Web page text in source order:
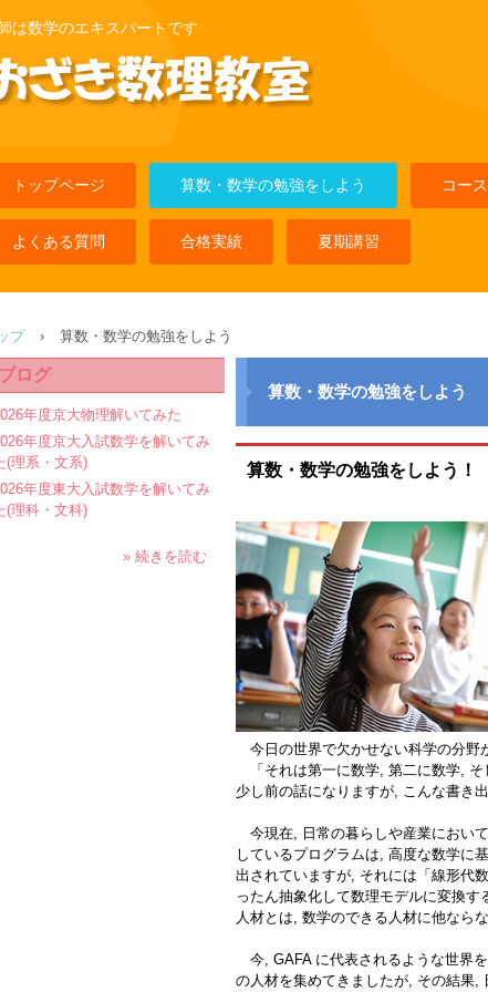
は数学のエキスパートです
トップページ 算数・数学の勉強をしよう コー
よくある質問 合格実績 夏期講習
プ › 算数・数学の勉強をしよう
算数・数学の勉強をしよう
算数・数学の勉強をしよう！
今日の世界で欠かせない科学の分野
「それは第一に数学, 第二に数学, そ
少し前の話になりますが, こんな書き
今現在, 日常の暮らしや産業におい
しているプログラムは, 高度な数学に
出されていますが, それには「線形代
ったん抽象化して数理モデルに変換
人材とは, 数学のできる人材に他なら
今, GAFA に代表されるような世界
の人材を集めてきましたが, その結果,
ブログ
年度京大物理解いてみた
年度京大入試数学を解いてみ
(理系・文系)
年度東大入試数学を解いてみ
(理科・文科)
» 続きを読む